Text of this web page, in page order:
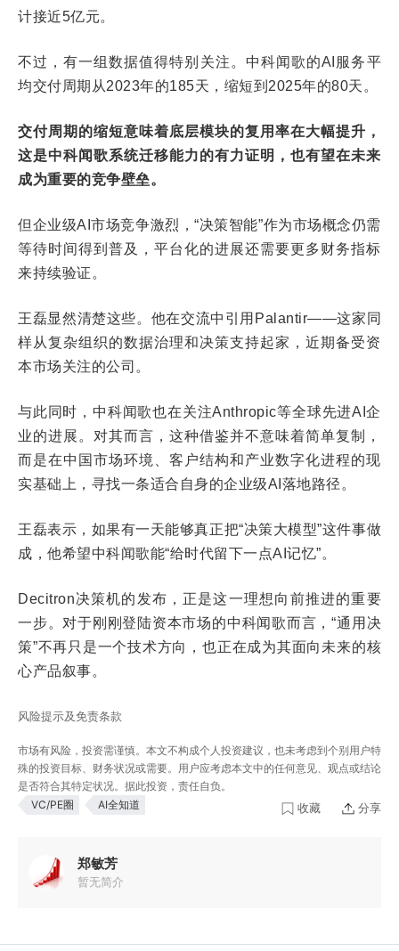
计接近5亿元。
不过，有一组数据值得特别关注。中科闻歌的AI服务平
均交付周期从2023年的185天，缩短到2025年的80天。
交付周期的缩短意味着底层模块的复用率在大幅提升，
这是中科闻歌系统迁移能力的有力证明，也有望在未来
成为重要的竞争壁垒。
但企业级AI市场竞争激烈，“决策智能”作为市场概念仍需
等待时间得到普及，平台化的进展还需要更多财务指标
来持续验证。
王磊显然清楚这些。他在交流中引用Palantir——这家同
样从复杂组织的数据治理和决策支持起家，近期备受资
本市场关注的公司。
与此同时，中科闻歌也在关注Anthropic等全球先进AI企
业的进展。对其而言，这种借鉴并不意味着简单复制，
而是在中国市场环境、客户结构和产业数字化进程的现
实基础上，寻找一条适合自身的企业级AI落地路径。
王磊表示，如果有一天能够真正把“决策大模型”这件事做
成，他希望中科闻歌能“给时代留下一点AI记忆”。
Decitron决策机的发布，正是这一理想向前推进的重要
一步。对于刚刚登陆资本市场的中科闻歌而言，“通用决
策”不再只是一个技术方向，也正在成为其面向未来的核
心产品叙事。
风险提示及免责条款
市场有风险，投资需谨慎。本文不构成个人投资建议，也未考虑到个别用户特
殊的投资目标、财务状况或需要。用户应考虑本文中的任何意见、观点或结论
是否符合其特定状况。据此投资，责任自负。
VC/PE圈 AI全知道 收藏 分享
郑敏芳
暂无简介